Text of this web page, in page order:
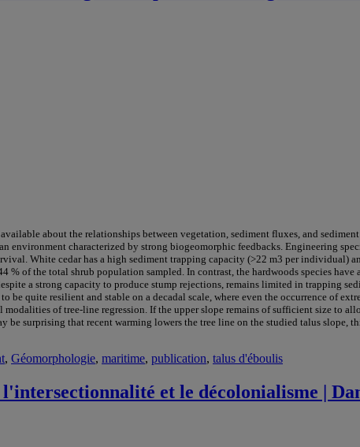
about the relationships between vegetation, sediment fluxes, and
environment characterized by strong biogeomorphic feedbacks. Engineering
White cedar has a high sediment trapping capacity (>22 m3 per individual)
of the total shrub population sampled. In contrast, the hardwoods species
a strong capacity to produce stump rejections, remains limited in trapping
quite resilient and stable on a decadal scale, where even the occurrence of
of tree-line regression. If the upper slope remains of sufficient size to
surprising that recent warming lowers the tree line on the studied talus slope,
, Géomorphologie, maritime, publication, talus d'éboulis
et le décolonialisme |